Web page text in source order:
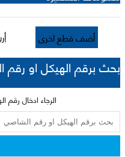
أضف قطع اخرى
بحث برقم الهيكل او
الرجاء ادخال